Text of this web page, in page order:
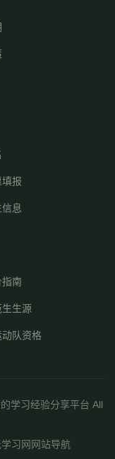
报
息
南
生生源
队资格
学习经验分享平台 All
习网网站导航